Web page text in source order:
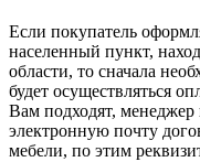
Если покупатель
населенный пункт,
области, то сначала
будет осуществляться
Вам подходят, менеджер
электронную почту
мебели, по этим